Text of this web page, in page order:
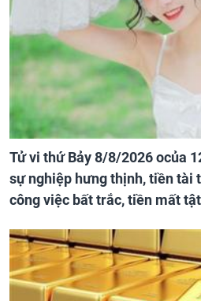
Tử vi thứ Bảy 8/8/2026 ocủa
sự nghiệp hưng thịnh, tiền tài
công việc bất trắc, tiền mất